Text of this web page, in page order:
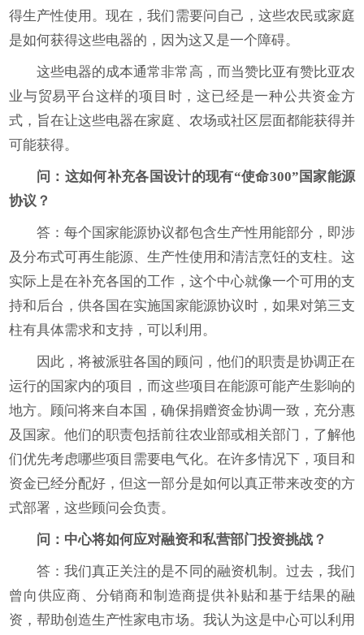
得生产性使用。现在，我们需要问自己，这些农民或家庭
是如何获得这些电器的，因为这又是一个障碍。
这些电器的成本通常非常高，而当赞比亚有赞比亚农
业与贸易平台这样的项目时，这已经是一种公共资金方
式，旨在让这些电器在家庭、农场或社区层面都能获得并
可能获得。
问：这如何补充各国设计的现有“使命300”国家能源
协议？
答：每个国家能源协议都包含生产性用能部分，即涉
及分布式可再生能源、生产性使用和清洁烹饪的支柱。这
实际上是在补充各国的工作，这个中心就像一个可用的支
持和后台，供各国在实施国家能源协议时，如果对第三支
柱有具体需求和支持，可以利用。
因此，将被派驻各国的顾问，他们的职责是协调正在
运行的国家内的项目，而这些项目在能源可能产生影响的
地方。顾问将来自本国，确保捐赠资金协调一致，充分惠
及国家。他们的职责包括前往农业部或相关部门，了解他
们优先考虑哪些项目需要电气化。在许多情况下，项目和
资金已经分配好，但这一部分是如何以真正带来改变的方
式部署，这些顾问会负责。
问：中心将如何应对融资和私营部门投资挑战？
答：我们真正关注的是不同的融资机制。过去，我们
曾向供应商、分销商和制造商提供补贴和基于结果的融
资，帮助创造生产性家电市场。我认为这是中心可以利用